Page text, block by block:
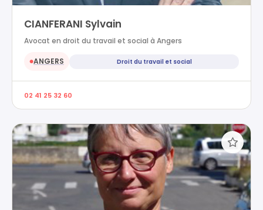
CIANFERANI Sylvain
Avocat en droit du travail et social à Angers
●ANGERS Droit du travail et social
02 41 25 32 60